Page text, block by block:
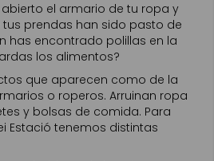
el armario de tu ropa y
prendas han sido pasto de
has encontrado polillas en la
los alimentos?
que aparecen como de la
o roperos. Arruinan ropa
y bolsas de comida. Para
Estació tenemos distintas